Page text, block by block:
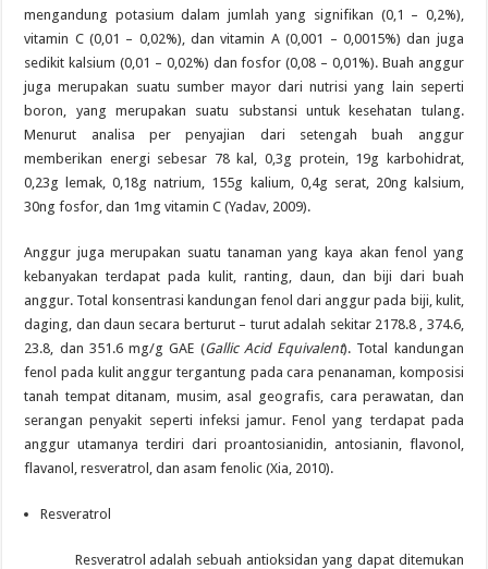
mengandung potasium dalam jumlah yang signifikan (0,1 – 0,2%),
vitamin C (0,01 – 0,02%), dan vitamin A (0,001 – 0,0015%) dan juga
sedikit kalsium (0,01 – 0,02%) dan fosfor (0,08 – 0,01%). Buah anggur
juga merupakan suatu sumber mayor dari nutrisi yang lain seperti
boron, yang merupakan suatu substansi untuk kesehatan tulang.
Menurut analisa per penyajian dari setengah buah anggur
memberikan energi sebesar 78 kal, 0,3g protein, 19g karbohidrat,
0,23g lemak, 0,18g natrium, 155g kalium, 0,4g serat, 20ng kalsium,
30ng fosfor, dan 1mg vitamin C (Yadav, 2009).
Anggur juga merupakan suatu tanaman yang kaya akan fenol yang
kebanyakan terdapat pada kulit, ranting, daun, dan biji dari buah
anggur. Total konsentrasi kandungan fenol dari anggur pada biji, kulit,
daging, dan daun secara berturut – turut adalah sekitar 2178.8 , 374.6,
23.8, dan 351.6 mg/g GAE (Gallic Acid Equivalent). Total kandungan
fenol pada kulit anggur tergantung pada cara penanaman, komposisi
tanah tempat ditanam, musim, asal geografis, cara perawatan, dan
serangan penyakit seperti infeksi jamur. Fenol yang terdapat pada
anggur utamanya terdiri dari proantosianidin, antosianin, flavonol,
flavanol, resveratrol, dan asam fenolic (Xia, 2010).
Resveratrol
Resveratrol adalah sebuah antioksidan yang dapat ditemukan